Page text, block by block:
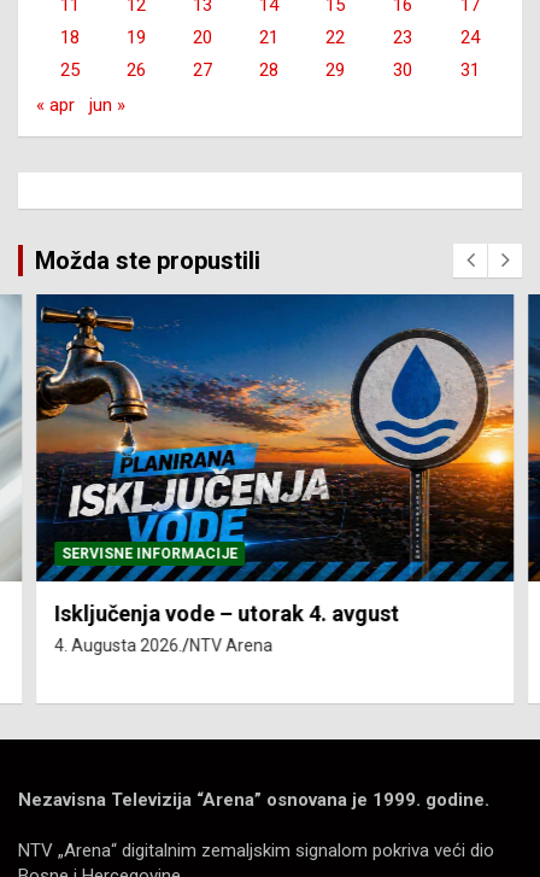
11
12 13 14 15 16
17
18
19 20 21 22 23
24
25
26 27 28 29 30
31
« apr
jun »
Možda ste propustili
SERVISNE INFORMACIJE
Isključenja vode – utorak 4. avgust
4. Augusta 2026. NTV Arena
Nezavisna Televizija “Arena” osnovana je 1999. godine.
NTV „Arena“ digitalnim zemaljskim signalom pokriva veći dio